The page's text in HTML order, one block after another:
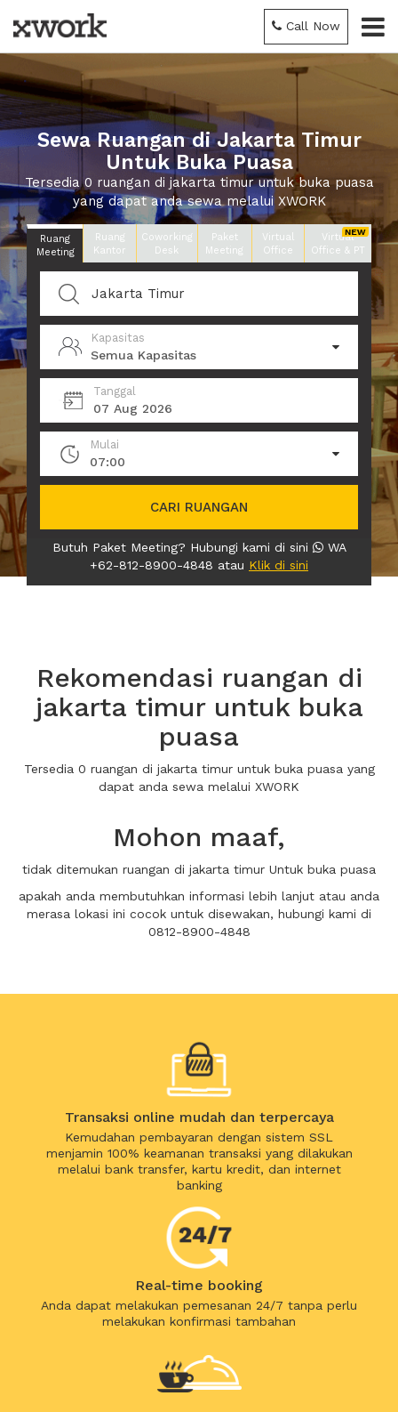
Call Now
Sewa Ruangan di Jakarta Timur
Untuk Buka Puasa
Tersedia 0 ruangan di jakarta timur untuk buka puasa
yang dapat anda sewa melalui XWORK
Ruang
Meeting
Ruang
Kantor
Coworking
Desk
Paket
Meeting
Virtual
Office
Virtual
Office & PT
Kapasitas
Semua Kapasitas
Tanggal
07 Aug 2026
Mulai
07:00
CARI RUANGAN
Butuh Paket Meeting? Hubungi kami di sini
WA
+62-812-8900-4848 atau Klik di sini
Rekomendasi ruangan di
jakarta timur untuk buka
puasa
Tersedia 0 ruangan di jakarta timur untuk buka puasa yang
dapat anda sewa melalui XWORK
Mohon maaf,
tidak ditemukan ruangan di jakarta timur Untuk buka puasa
apakah anda membutuhkan informasi lebih lanjut atau anda
merasa lokasi ini cocok untuk disewakan, hubungi kami di
0812-8900-4848
Transaksi online mudah dan terpercaya
Kemudahan pembayaran dengan sistem SSL
menjamin 100% keamanan transaksi yang dilakukan
melalui bank transfer, kartu kredit, dan internet
banking
Real-time booking
Anda dapat melakukan pemesanan 24/7 tanpa perlu
melakukan konfirmasi tambahan